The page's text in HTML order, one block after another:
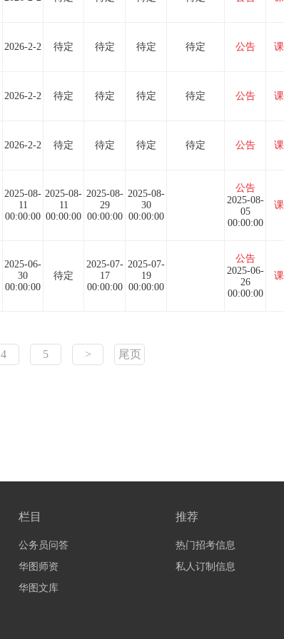
2026-2-2 待定 待定 待定 待定 公告
2026-2-2 待定 待定 待定 待定 公告
2026-2-2 待定 待定 待定 待定 公告
2025-08-
11
00:00:00
2025-08-
11
00:00:00
2025-08-
29
00:00:00
2025-08-
30
00:00:00
公告
2025-08-
05
00:00:00
2025-06-
30
00:00:00
待定
2025-07-
17
00:00:00
2025-07-
19
00:00:00
公告
2025-06-
26
00:00:00
4 5 > 尾页
栏目
公务员问答
华图师资
华图文库
推荐
热门招考信息
私人订制信息